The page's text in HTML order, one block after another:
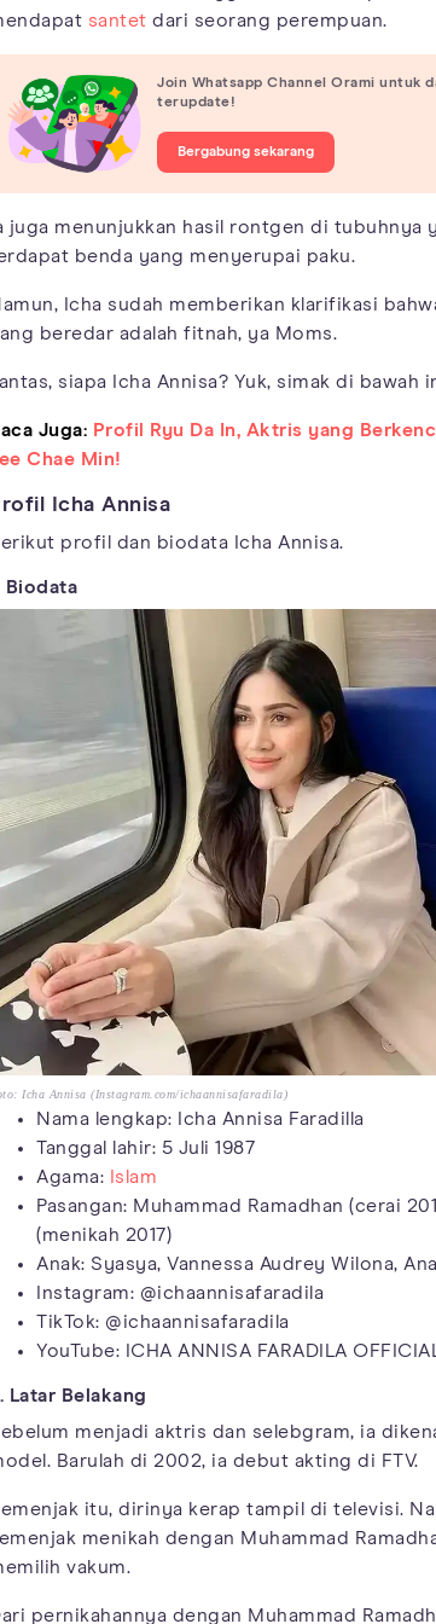
santet dari seorang perempuan.
Join Whatsapp Channel Orami untuk
terupdate!
Bergabung sekarang
juga menunjukkan hasil rontgen di tubuhnya
benda yang menyerupai paku.
Icha sudah memberikan klarifikasi
beredar adalah fitnah, ya Moms.
siapa Icha Annisa? Yuk, simak di bawah
Juga: Profil Ryu Da In, Aktris yang
Chae Min!
Icha Annisa
profil dan biodata Icha Annisa.
Biodata
Icha Annisa (Instagram.com/ichaannisafaradila)
Nama lengkap: Icha Annisa Faradilla
Tanggal lahir: 5 Juli 1987
Agama:
Islam
Pasangan: Muhammad Ramadhan (cerai
(menikah 2017)
Anak: Syasya, Vannessa Audrey Wilona,
Instagram: @ichaannisafaradila
TikTok: @ichaannisafaradila
YouTube: ICHA ANNISA FARADILA
Latar Belakang
menjadi aktris dan selebgram, ia
Barulah di 2002, ia debut akting di FTV.
itu, dirinya kerap tampil di televisi.
menikah dengan Muhammad
vakum.
pernikahannya dengan Muhammad